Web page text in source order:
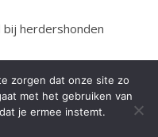
herdershonden
Themes
zorgen dat onze site zo
met het gebruiken van
je ermee instemt.